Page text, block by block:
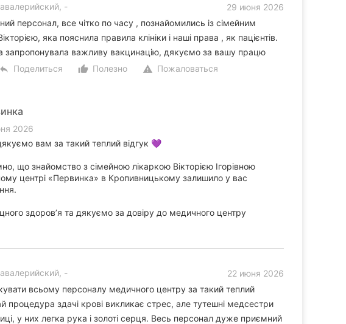
-
29 июня 2026
персонал, все чітко по часу , познайомились із сімейним
яка пояснила правила клініки і наші права , як пацієнтів.
запропонувала важливу вакцинацію, дякуємо за вашу працю
reply Поделиться thumb_up_alt
Полезно warning Пожаловаться
2026
вам за такий теплий відгук 💜
що знайомство з сімейною лікаркою Вікторією Ігорівною
центрі «Первинка» в Кропивницькому залишило у вас
здоров’я та дякуємо за довіру до медичного центру
-
22 июня 2026
всьому персоналу медичного центру за такий теплий
процедура здачі крові викликає стрес, але тутешні медсестри
у них легка рука і золоті серця. Весь персонал дуже приємний